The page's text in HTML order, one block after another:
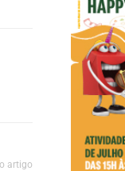
artigo